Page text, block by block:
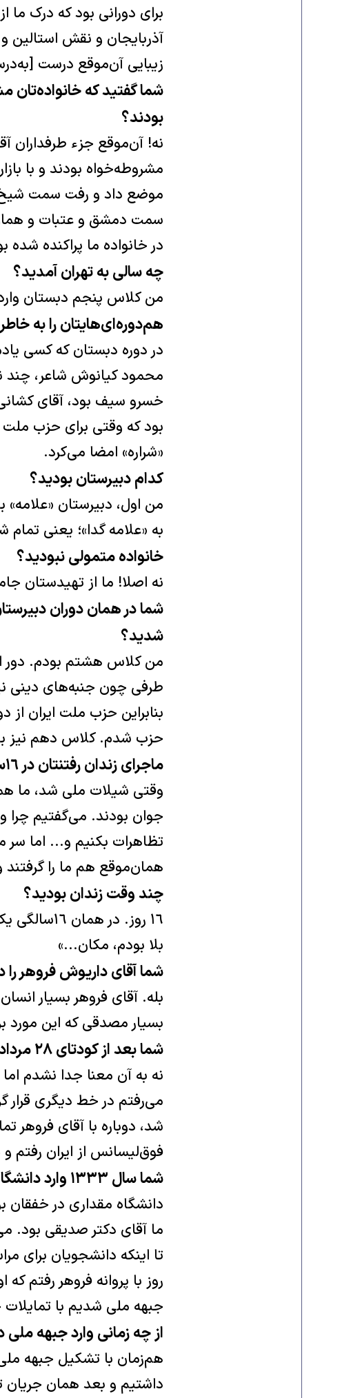
برای دورانی بود که درک ما
آذربایجان و نقش
زیبایی آن‌موقع درست
شما گفتید که
بودند؟
نه! آن‌موقع جزء طرفداران
مشروطه‌خواه بودند و با
موضع داد و رفت سمت شیخ
سمت دمشق و عتبات و
در خانواده ما پراکنده ‌شده
چه سالی به تهران آمدید؟
من کلاس پنجم دبستان وارد
هم‌دوره‌ای‌هایتان را به
در دوره دبستان که کسی
محمود کیانوش شاعر، چند
خسرو سیف بود، آقای کشانی
بود که وقتی برای حزب ملت
«شراره» امضا می‌کرد.
کدام دبیرستان بودید؟
من اول، دبیرستان
به «علامه گدا»؛ یعنی تمام
خانواده متمولی نبودید؟
نه اصلا! ما از تهیدستان
شما در همان دوران
شدید؟
من کلاس هشتم بودم. دور
طرفی چون جنبه‌های دینی
بنابراین حزب ملت ایران
حزب شدم. کلاس دهم نیز
ماجرای زندان رفتنتان در ١٦‌سالگی چه بود؟
وقتی شیلات ملی شد، ما
جوان بودند. می‌گفتیم
تظاهرات بکنیم و... اما سر
همان‌موقع هم ما را گرفتند
چند وقت زندان بودید؟
بلا بودم، مکان...»
شما آقای داریوش فروهر را
بله. آقای فروهر بسیار
بسیار مصدقی که این مورد
شما بعد از کودتای ٢٨ مرداد از حزب جدا شدید؟
نه به آن معنا جدا نشدم
می‌رفتم در خط دیگری قرار
شد، دوباره با آقای فروهر
فوق‌لیسانس از ایران رفتم
شما سال ١٣٣٣ وارد دانشگاه شدید. از دانشگاه پس از کودتا بگویید.
دانشگاه مقداری در خفقان
ما آقای دکتر صدیقی بود.
روز با پروانه فروهر رفتم
جبهه ملی شدیم با
از چه زمانی وارد جبهه
هم‌زمان با تشکیل جبهه
داشتیم و بعد همان جریان